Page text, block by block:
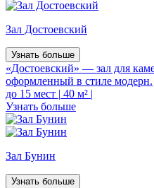
Зал Достоевский
Узнать больше
«Достоевский» — зал для
оформленный в стиле модерн.
до 15 мест | 40 м² |
Узнать больше
Зал Бунин
Узнать больше